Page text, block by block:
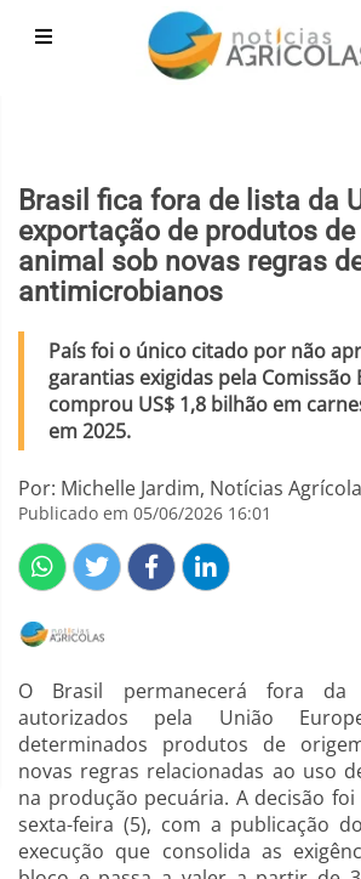
Brasil fica fora de lista da
exportação de produtos
animal sob novas regras
antimicrobianos
País foi o único citado por não
garantias exigidas pela Comissão
comprou US$ 1,8 bilhão em
em 2025.
Por: Michelle Jardim, Notícias
Publicado em 05/06/2026 16:01
O Brasil permanecerá fora
autorizados pela União
determinados produtos de
novas regras relacionadas ao uso
na produção pecuária. A decisão
sexta-feira (5), com a publicação
execução que consolida as